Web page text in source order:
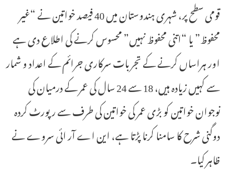
قومی سطح پر، شہری ہندوستان میں 40 فیصد خواتین نے “غیر
محفوظ” یا “اتنی محفوظ نہیں” محسوس کرنے کی اطلاع دی ہے
اور ہراساں کرنے کے تجربات سرکاری جرائم کے اعداد و شمار
سے کہیں زیادہ ہیں، 18 سے 24 سال کی عمر کے درمیان کی
نوجوان خواتین کو بڑی عمر کی خواتین کی طرف سے رپورٹ کردہ
دوگنی شرح کا سامنا کرنا پڑتا ہے، این اے آر ائی سروے نے
ظاہر کیا۔